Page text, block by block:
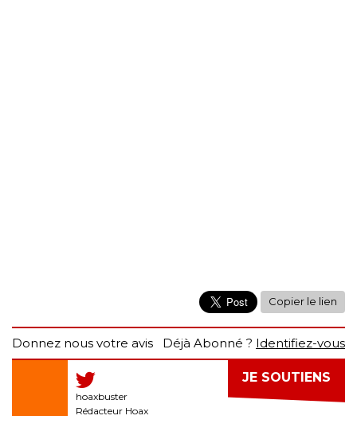
Copier le lien
Donnez nous votre avis Déjà Abonné ? Identifiez-vous
JE SOUTIENS
hoaxbuster
Rédacteur Hoax